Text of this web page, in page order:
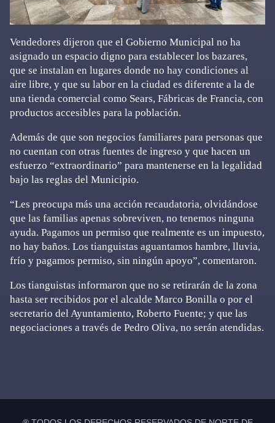
Vendedores dijeron que el Gobierno Municipal no ha
asignado un espacio digno para establecer los bazares,
que se instalan en lugares donde no hay condiciones al
aire libre, y que su labor en la ciudad es diferente a la de
una tienda comercial como Sears, Fábricas de Francia, con
productos accesibles para la población.
Además de que son negocios familiares para personas que
no cuentan con otras fuentes de ingreso y que hacen un
esfuerzo “extraordinario” para mantenerse en la legalidad
bajo las reglas del Municipio.
“Les preocupa más una acción recaudatoria, olvidándose
que las familias apenas sobreviven, no tenemos ninguna
ayuda. Pagamos un permiso que realmente es un impuesto,
no hay baños. Los tianguistas aguantamos hambre, lluvia,
frío y pagamos permiso, sin ningún apoyo”, comentaron.
Los tianguistas informaron que no se retirarán de la zona
hasta ser recibidos por el alcalde Marco Bonilla o por el
secretario del Ayuntamiento, Roberto Fuente; y que las
negociaciones a través de Pedro Oliva, no serán atendidas.